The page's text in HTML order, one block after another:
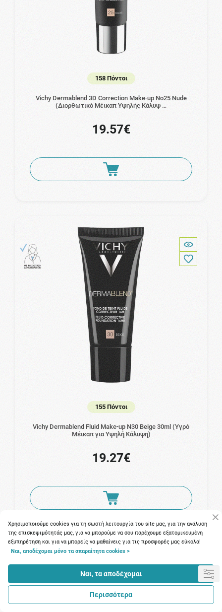
158 Πόντοι
Vichy Dermablend 3D Correction Make-up No25 Nude
(Διορθωτικό Μέικαπ Υψηλής Κάλυψ …
19.57€
155 Πόντοι
Vichy Dermablend Fluid Make-up N30 Beige 30ml (Υγρό
Μέικαπ για Yψηλή Kάλυψη)
19.27€
Χρησιμοποιούμε cookies για τη σωστή λειτουργία του site μας, για την ανάλυση
της επισκεψιμότητάς μας, για να μπορούμε να σου παρέχουμε εξατομικευμένη
εξυπηρέτηση και για να μπορείς να μαθαίνεις για τις προσφορές μας εύκολα!
Ναι, αποδέχομαι μόνο τα απαραίτητα cookies >
Ναι, τα αποδέχομαι
Περισσότερα